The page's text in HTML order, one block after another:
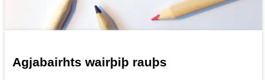
Agjabairhts wairþiþ rauþs